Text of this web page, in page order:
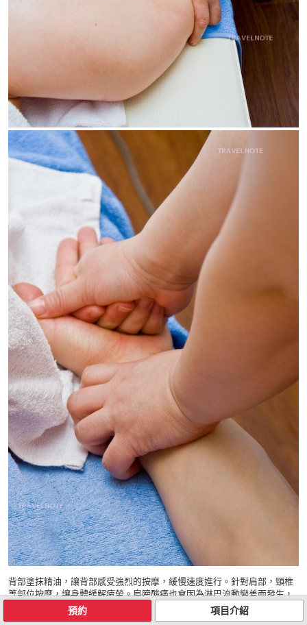
預約 項目介紹
背部塗抹精油，讓背部感受強烈的按摩，緩慢速度進行。針對肩部，頸椎
等部位按摩，讓身體緩解疲勞。肩膀酸痛也會因為淋巴流動變差而發生，
所以要好好按摩。淋巴流動不好的話，腰週圍容易長肉。腰也用按摩好好
地放鬆吧。搬運重物後剝去的手臂，到手掌前端也會仔細的刺激淋巴，使